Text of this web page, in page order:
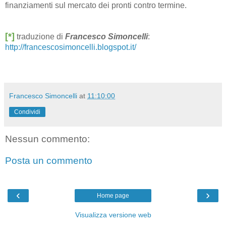
finanziamenti sul mercato dei pronti contro termine.
[*] traduzione di Francesco Simoncelli:
http://francescosimoncelli.blogspot.it/
Francesco Simoncelli at 11:10:00
Condividi
Nessun commento:
Posta un commento
‹ ›
Home page
Visualizza versione web